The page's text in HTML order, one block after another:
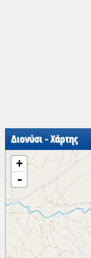
Διονύσι - Χάρτης
+
-